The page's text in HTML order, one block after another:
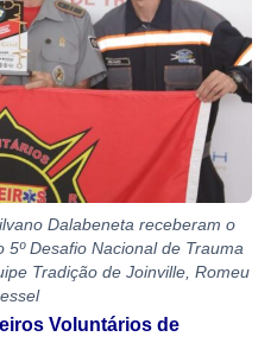
Dalabeneta receberam o
Desafio Nacional de Trauma
Tradição de Joinville, Romeu
Voluntários de